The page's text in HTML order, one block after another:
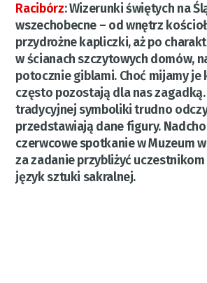
Racibórz:Wizerunki świętych na
wszechobecne – od wnętrz
przydrożne kapliczki, aż po
w ścianach szczytowych domów,
potocznie giblami. Choć mijamy je
często pozostają dla nas
tradycyjnej symboliki trudno
przedstawiają dane figury.
czerwcowe spotkanie w Muzeum
za zadanie przybliżyć
język sztuki sakralnej.